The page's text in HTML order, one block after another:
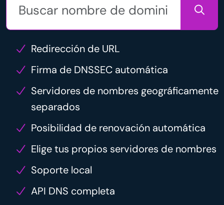
Redirección de URL
Firma de DNSSEC automática
Servidores de nombres geográficamente
separados
Posibilidad de renovación automática
Elige tus propios servidores de nombres
Soporte local
API DNS completa